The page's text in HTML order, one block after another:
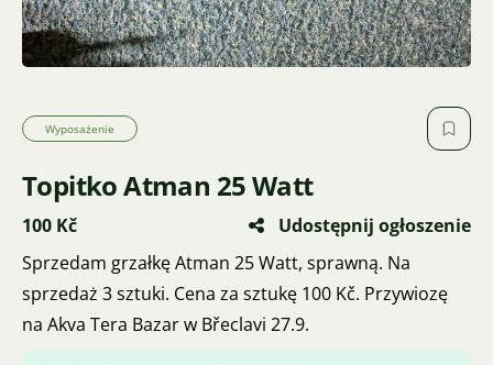
Wyposażenie
Topitko Atman 25 Watt
100 Kč
Udostępnij ogłoszenie
Sprzedam grzałkę Atman 25 Watt, sprawną. Na
sprzedaż 3 sztuki. Cena za sztukę 100 Kč. Przywiozę
na Akva Tera Bazar w Břeclavi 27.9.